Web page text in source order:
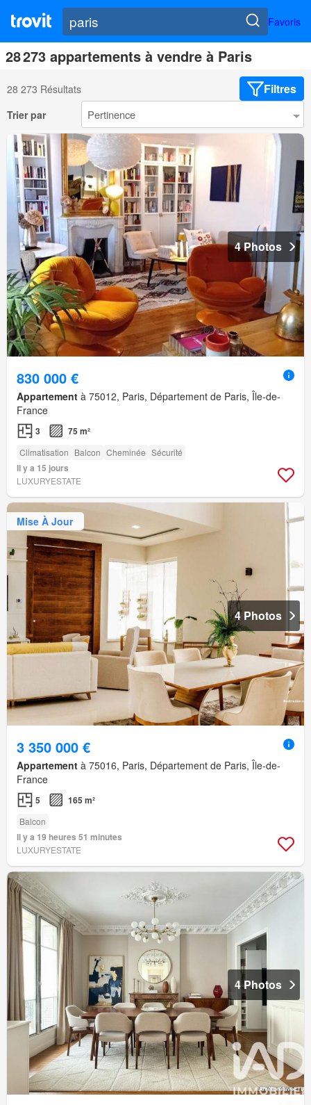
Favoris
28 273 appartements à vendre à Paris
28 273 Résultats Filtres
Trier par
4 Photos
830 000 €
Appartement à 75012, Paris, Département de Paris, Île-de-
France
3 75 m²
Climatisation Balcon Cheminée Sécurité
Il y a 15 jours
LUXURYESTATE
Mise À Jour
4 Photos
3 350 000 €
Appartement à 75016, Paris, Département de Paris, Île-de-
France
5 165 m²
Balcon
Il y a 19 heures 51 minutes
LUXURYESTATE
4 Photos